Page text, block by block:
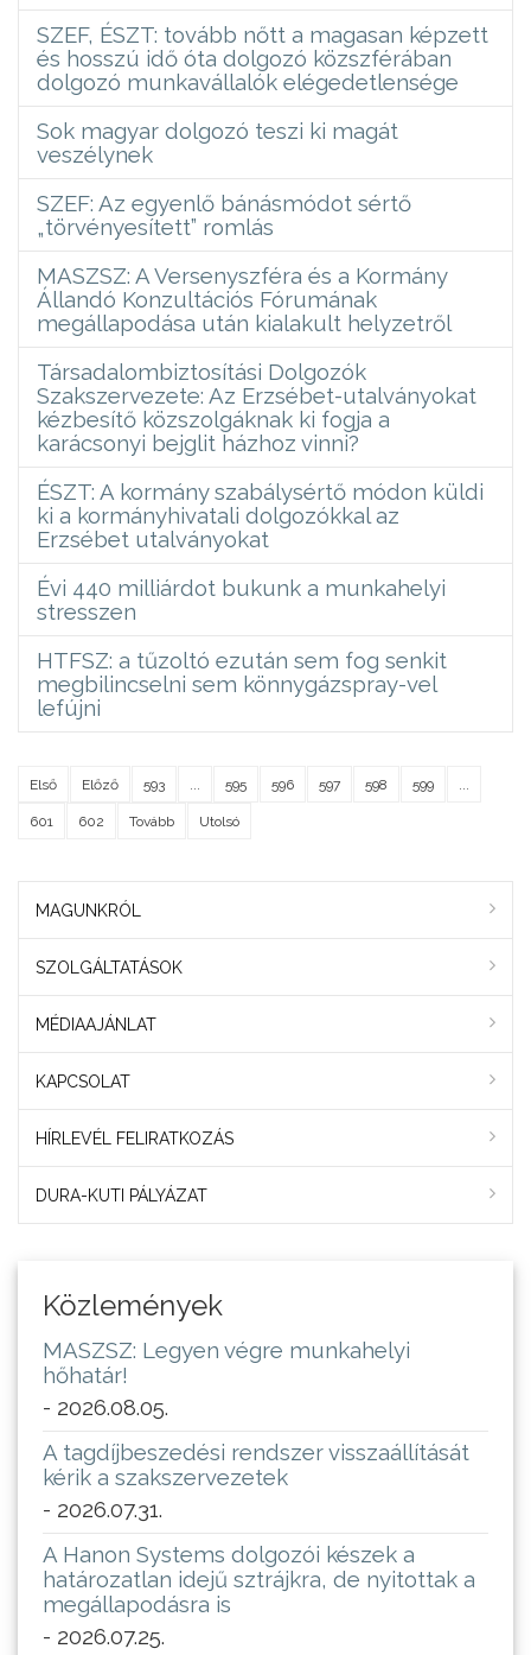
SZEF, ÉSZT: tovább nőtt a magasan képzett
és hosszú idő óta dolgozó közszférában
dolgozó munkavállalók elégedetlensége
Sok magyar dolgozó teszi ki magát
veszélynek
SZEF: Az egyenlő bánásmódot sértő
„törvényesített” romlás
MASZSZ: A Versenyszféra és a Kormány
Állandó Konzultációs Fórumának
megállapodása után kialakult helyzetről
Társadalombiztosítási Dolgozók
Szakszervezete: Az Erzsébet-utalványokat
kézbesítő közszolgáknak ki fogja a
karácsonyi bejglit házhoz vinni?
ÉSZT: A kormány szabálysértő módon küldi
ki a kormányhivatali dolgozókkal az
Erzsébet utalványokat
Évi 440 milliárdot bukunk a munkahelyi
stresszen
HTFSZ: a tűzoltó ezután sem fog senkit
megbilincselni sem könnygázspray-vel
lefújni
Első Előző 593 595 596 597 598 599
601 602 Tovább Utolsó
MAGUNKRÓL
SZOLGÁLTATÁSOK
MÉDIAAJÁNLAT
KAPCSOLAT
HÍRLEVÉL FELIRATKOZÁS
DURA-KUTI PÁLYÁZAT
Közlemények
MASZSZ: Legyen végre munkahelyi
hőhatár!
- 2026.08.05.
A tagdíjbeszedési rendszer visszaállítását
kérik a szakszervezetek
- 2026.07.31.
A Hanon Systems dolgozói készek a
határozatlan idejű sztrájkra, de nyitottak a
megállapodásra is
- 2026.07.25.